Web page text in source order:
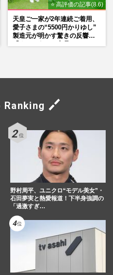
⭐ 高評価の記事(8.6)
天皇ご一家が2年連続ご着用、
愛子さまの“5500円かりゆし”
製造元が明かす驚きの反響
Ranking
野村周平、ユニクロ“モデル美女”・
石田夢実と熱愛報道！下半身強調の
「過激すぎ…